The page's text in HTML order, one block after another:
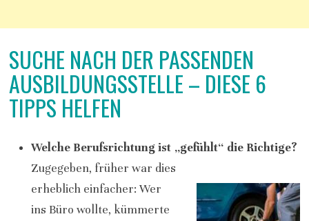
SUCHE NACH DER PASSENDEN
AUSBILDUNGSSTELLE – DIESE 6
TIPPS HELFEN
Welche Berufsrichtung ist „gefühlt“ die Richtige?
Zugegeben, früher war dies
erheblich einfacher: Wer
ins Büro wollte, kümmerte